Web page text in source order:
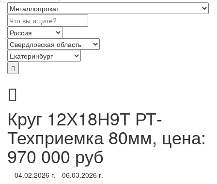
Круг 12Х18Н9Т РТ-
Техприемка 80мм, цена:
970 000 руб
04.02.2026 г. - 06.03.2026 г.